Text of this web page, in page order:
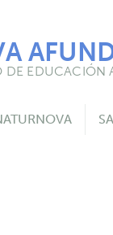
DE EDUCACIÓN